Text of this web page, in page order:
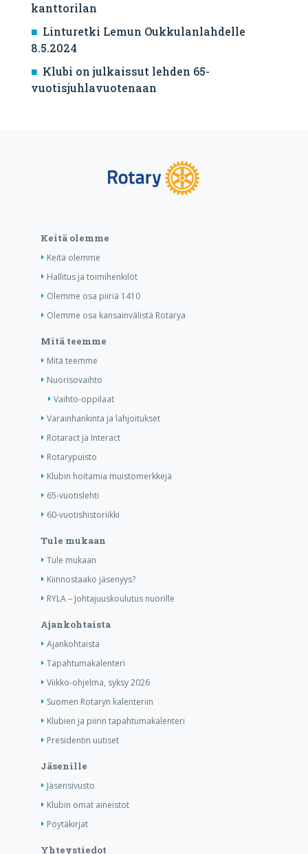
kanttorilan
Linturetki Lemun Oukkulanlahdelle
8.5.2024
Klubi on julkaissut lehden 65-
vuotisjuhlavuotenaan
Keitä olemme
Keitä olemme
Hallitus ja toimihenkilöt
Olemme osa piiriä 1410
Olemme osa kansainvälistä Rotarya
Mitä teemme
Mitä teemme
Nuorisovaihto
Vaihto-oppilaat
Varainhankinta ja lahjoitukset
Rotaract ja Interact
Rotarypuisto
Klubin hoitamia muistomerkkejä
65-vuotislehti
60-vuotishistoriikki
Tule mukaan
Tule mukaan
Kiinnostaako jäsenyys?
RYLA – Johtajuuskoulutus nuorille
Ajankohtaista
Ajankohtaista
Tapahtumakalenteri
Viikko-ohjelma, syksy 2026
Suomen Rotaryn kalenteriin
Klubien ja piirin tapahtumakalenteri
Presidentin uutiset
Jäsenille
Jäsensivusto
Klubin omat aineistot
Pöytäkirjat
Yhteystiedot